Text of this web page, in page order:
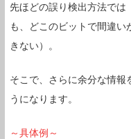
先ほどの誤り検出方法では
も、どこのビットで間違
きない）。
そこで、さらに余分な情報
うになります。
～具体例～